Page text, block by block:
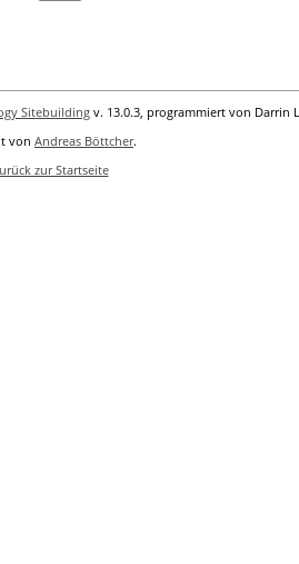
Sitebuildingv. 13.0.3, programmiert von Darrin
von Andreas Böttcher.
zur Startseite